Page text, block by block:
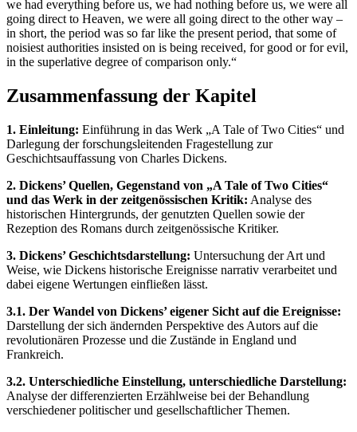
we had everything before us, we had nothing before us, we were all
going direct to Heaven, we were all going direct to the other way –
in short, the period was so far like the present period, that some of
noisiest authorities insisted on is being received, for good or for evil,
in the superlative degree of comparison only.“
Zusammenfassung der Kapitel
1. Einleitung: Einführung in das Werk „A Tale of Two Cities“ und
Darlegung der forschungsleitenden Fragestellung zur
Geschichtsauffassung von Charles Dickens.
2. Dickens’ Quellen, Gegenstand von „A Tale of Two Cities“
und das Werk in der zeitgenössischen Kritik: Analyse des
historischen Hintergrunds, der genutzten Quellen sowie der
Rezeption des Romans durch zeitgenössische Kritiker.
3. Dickens’ Geschichtsdarstellung: Untersuchung der Art und
Weise, wie Dickens historische Ereignisse narrativ verarbeitet und
dabei eigene Wertungen einfließen lässt.
3.1. Der Wandel von Dickens’ eigener Sicht auf die Ereignisse:
Darstellung der sich ändernden Perspektive des Autors auf die
revolutionären Prozesse und die Zustände in England und
Frankreich.
3.2. Unterschiedliche Einstellung, unterschiedliche Darstellung:
Analyse der differenzierten Erzählweise bei der Behandlung
verschiedener politischer und gesellschaftlicher Themen.